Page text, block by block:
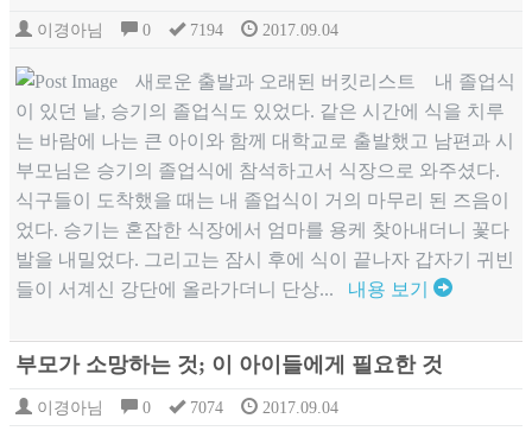
이경아님 0 7194 2017.09.04
새로운 출발과 오래된 버킷리스트 내 졸업식
이 있던 날, 승기의 졸업식도 있었다. 같은 시간에 식을 치루
는 바람에 나는 큰 아이와 함께 대학교로 출발했고 남편과 시
부모님은 승기의 졸업식에 참석하고서 식장으로 와주셨다.
식구들이 도착했을 때는 내 졸업식이 거의 마무리 된 즈음이
었다. 승기는 혼잡한 식장에서 엄마를 용케 찾아내더니 꽃다
발을 내밀었다. 그리고는 잠시 후에 식이 끝나자 갑자기 귀빈
들이 서계신 강단에 올라가더니 단상... 내용 보기
부모가 소망하는 것; 이 아이들에게 필요한 것
이경아님 0 7074 2017.09.04